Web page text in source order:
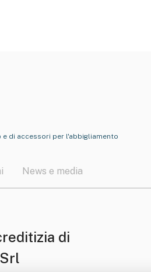
di accessori per l'abbigliamento
News e media
di